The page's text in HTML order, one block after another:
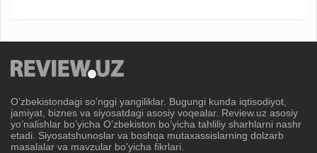
Oʼzbekistondagi soʼnggi yangiliklar. Bugungi kunda iqtisodiyot,
jamiyat, biznes va siyosatdagi asosiy voqealar. Review.uz asosiy
yoʼnalishlar boʼyicha Oʼzbekiston boʼyicha tahliliy sharhlarni nashr
etadi. Siyosatshunoslar va boshqa mutaxassislarning dolzarb
masalalar va mavzular boʼyicha fikrlari.